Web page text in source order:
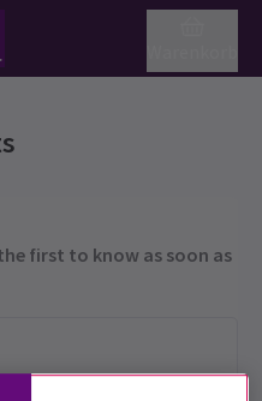
first to know as soon as